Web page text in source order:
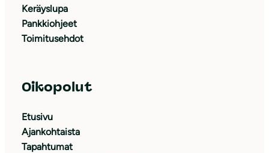
Keräyslupa
Pankkiohjeet
Toimitusehdot
Oikopolut
Etusivu
Ajankohtaista
Tapahtumat